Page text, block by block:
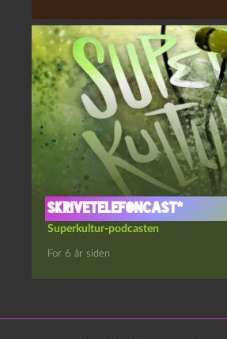
Skrivetelefoncast*
Superkultur-podcasten
For 6 år siden